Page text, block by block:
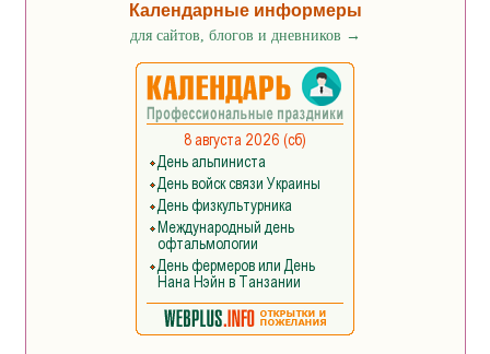
Календарные информеры
для сайтов, блогов и дневников →